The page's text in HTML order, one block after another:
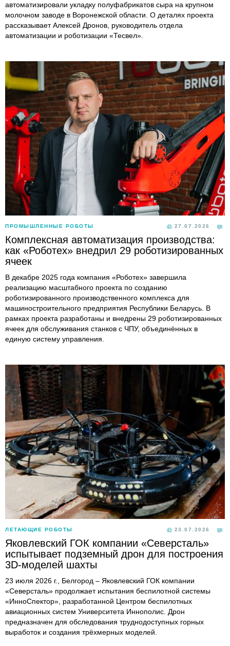
автоматизировали укладку полуфабрикатов сыра на крупном
молочном заводе в Воронежской области. О деталях проекта
рассказывает Алексей Дронов, руководитель отдела
автоматизации и роботизации «Тесвел».
ПРОМЫШЛЕННЫЕ РОБОТЫ 27.07.2026
Комплексная автоматизация производства:
как «Роботех» внедрил 29 роботизированных
ячеек
В декабре 2025 года компания «Роботех» завершила
реализацию масштабного проекта по созданию
роботизированного производственного комплекса для
машиностроительного предприятия Республики Беларусь. В
рамках проекта разработаны и внедрены 29 роботизированных
ячеек для обслуживания станков с ЧПУ, объединённых в
единую систему управления.
ЛЕТАЮЩИЕ РОБОТЫ 23.07.2026
Яковлевский ГОК компании «Северсталь»
испытывает подземный дрон для построения
3D-моделей шахты
23 июля 2026 г., Белгород – Яковлевский ГОК компании
«Северсталь» продолжает испытания беспилотной системы
«ИнноСпектор», разработанной Центром беспилотных
авиационных систем Университета Иннополис. Дрон
предназначен для обследования труднодоступных горных
выработок и создания трёхмерных моделей.